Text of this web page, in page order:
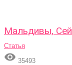
Мальдивы,
Статья
 35493